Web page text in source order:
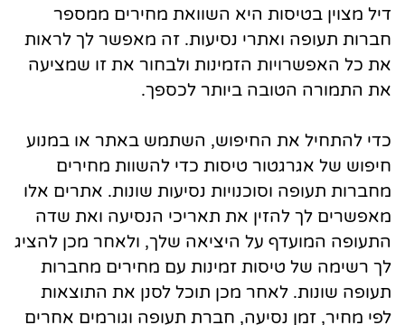
דיל מצוין בטיסות היא השוואת מחירים ממספר
חברות תעופה ואתרי נסיעות. זה מאפשר לך לראות
את כל האפשרויות הזמינות ולבחור את זו שמציעה
את התמורה הטובה ביותר לכספך.
כדי להתחיל את החיפוש, השתמש באתר או במנוע
חיפוש של אגרגטור טיסות כדי להשוות מחירים
מחברות תעופה וסוכנויות נסיעות שונות. אתרים אלו
מאפשרים לך להזין את תאריכי הנסיעה ואת שדה
התעופה המועדף על היציאה שלך, ולאחר מכן להציג
לך רשימה של טיסות זמינות עם מחירים מחברות
תעופה שונות. לאחר מכן תוכל לסנן את התוצאות
לפי מחיר, זמן נסיעה, חברת תעופה וגורמים אחרים